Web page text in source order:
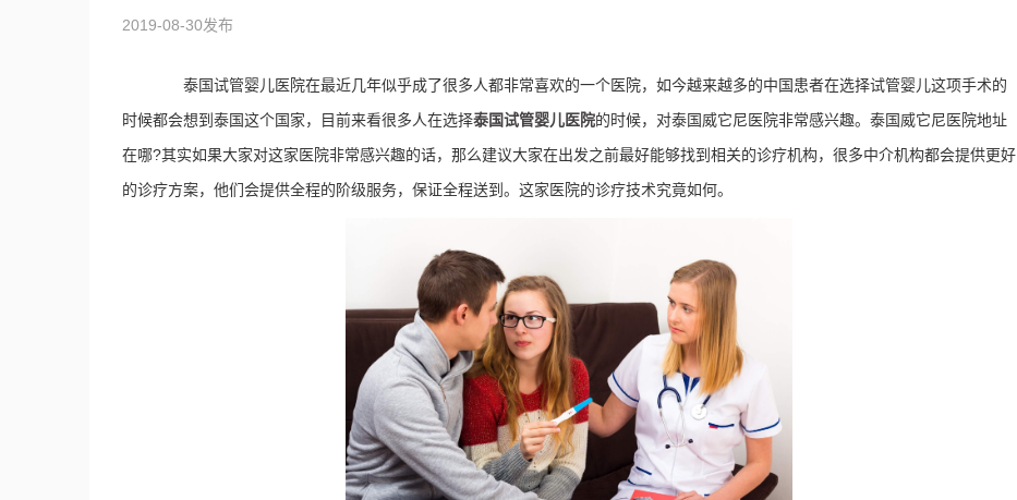
2019-08-30发布
泰国试管婴儿医院在最近几年似乎成了很多人都非常喜欢的一个医院，如今越来越多的中国患者在选择试管婴儿这项手术的
时候都会想到泰国这个国家，目前来看很多人在选择泰国试管婴儿医院的时候，对泰国威它尼医院非常感兴趣。泰国威它尼医院地址
在哪?其实如果大家对这家医院非常感兴趣的话，那么建议大家在出发之前最好能够找到相关的诊疗机构，很多中介机构都会提供更好
的诊疗方案，他们会提供全程的阶级服务，保证全程送到。这家医院的诊疗技术究竟如何。